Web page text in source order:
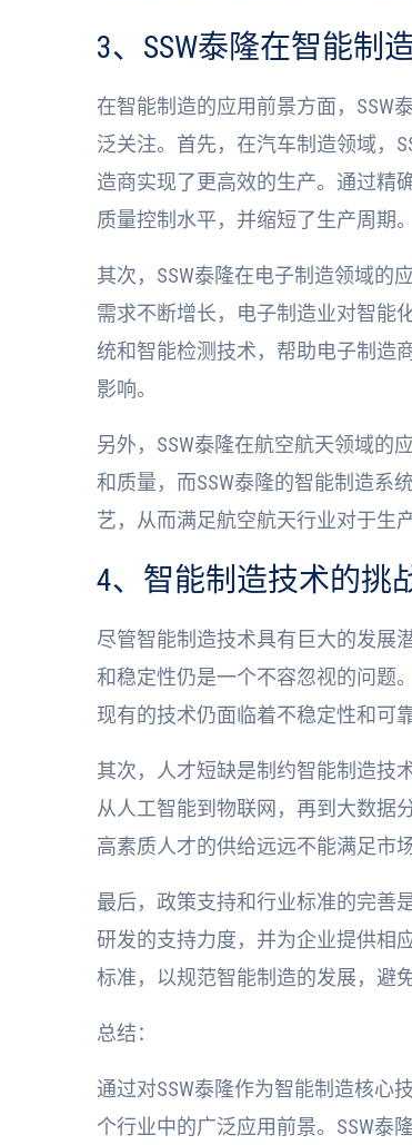
3、SSW泰隆在智能制
在智能制造的应用前景方面，SSW
泛关注。首先，在汽车制造领域，
造商实现了更高效的生产。通过精
质量控制水平，并缩短了生产周期。
其次，SSW泰隆在电子制造领域的
需求不断增长，电子制造业对智能
统和智能检测技术，帮助电子制造
影响。
另外，SSW泰隆在航空航天领域的
和质量，而SSW泰隆的智能制造系
艺，从而满足航空航天行业对于生
4、智能制造技术的挑
尽管智能制造技术具有巨大的发展
和稳定性仍是一个不容忽视的问题
现有的技术仍面临着不稳定性和可
其次，人才短缺是制约智能制造技
从人工智能到物联网，再到大数据
高素质人才的供给远远不能满足市
最后，政策支持和行业标准的完善
研发的支持力度，并为企业提供相
标准，以规范智能制造的发展，避
总结：
通过对SSW泰隆作为智能制造核心
个行业中的广泛应用前景。SSW泰